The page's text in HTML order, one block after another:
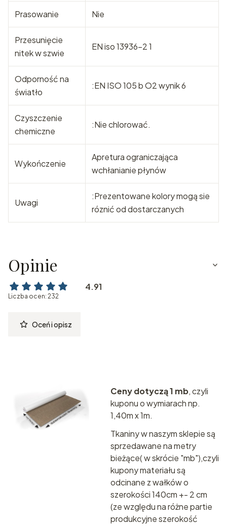
Prasowanie Nie
Przesunięcie
nitek w szwie
EN iso 13936-2 1
Odporność na
światło
:EN ISO 105 b O2 wynik 6
Czyszczenie
chemiczne
:Nie chlorować.
Wykończenie
Apretura ograniczająca
wchłanianie płynów
Uwagi
:Prezentowane kolory mogą sie
róznić od dostarczanych
Opinie
4.91
Liczba ocen: 232
Oceń i opisz
Ceny dotyczą 1 mb, czyli
kuponu o wymiarach np.
1,40m x 1m.
Tkaniny w naszym sklepie są
sprzedawane na metry
bieżące( w skrócie "mb"),czyli
kupony materiału są
odcinane z wałków o
szerokości 140cm +- 2 cm
(ze względu na różne partie
produkcyjne szerokość